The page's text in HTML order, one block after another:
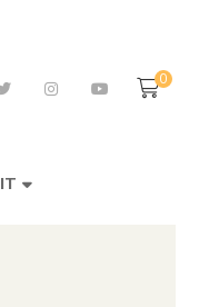
0
IT